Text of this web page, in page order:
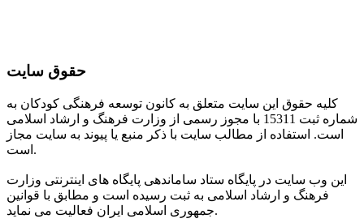
حقوق سایت
کلیه حقوق این سایت متعلق به کانون توسعه فرهنگی کودکان به
شماره ثبت 15311 با مجوز رسمی از وزارت فرهنگ و ارشاد اسلامی
است. استفاده از مطالب سایت با ذکر منبع یا پیوند به سایت مجاز
است.
این وب سایت در پایگاه ستاد ساماندهی پایگاه های اینترنتی وزارت
فرهنگ و ارشاد اسلامی به ثبت رسیده است و مطابق با قوانین
جمهوری اسلامی ایران فعالیت می نماید.